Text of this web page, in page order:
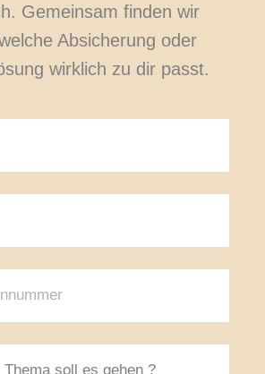
Gemeinsam finden wir
Absicherung oder
wirklich zu dir passt.